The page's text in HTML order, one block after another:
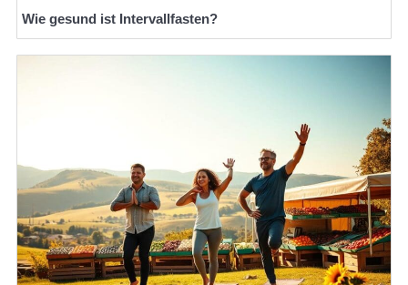
Wie gesund ist Intervallfasten?